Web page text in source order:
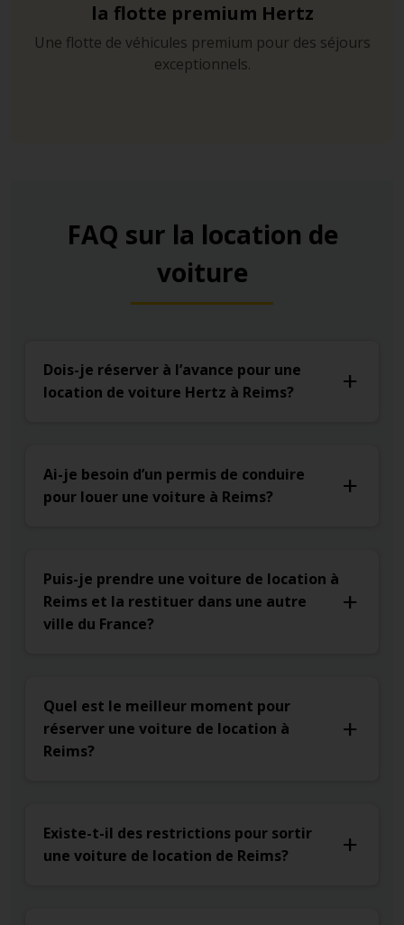
la flotte premium Hertz
Une flotte de véhicules premium pour des séjours
exceptionnels.
FAQ sur la location de
voiture
Dois-je réserver à l’avance pour une
location de voiture Hertz à Reims?
Ai-je besoin d’un permis de conduire
pour louer une voiture à Reims?
Puis-je prendre une voiture de location à
Reims et la restituer dans une autre
ville du France?
Quel est le meilleur moment pour
réserver une voiture de location à
Reims?
Existe-t-il des restrictions pour sortir
une voiture de location de Reims?